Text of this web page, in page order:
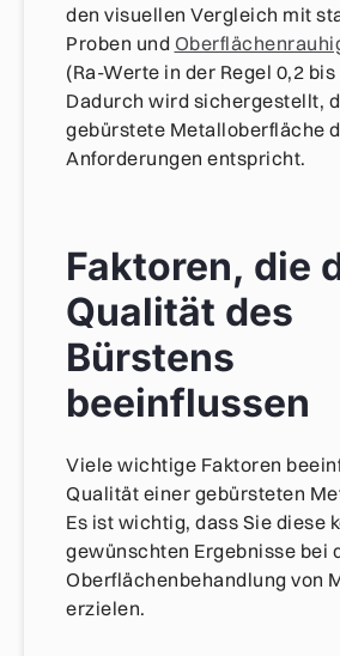
den visuellen Vergleich mit
Proben und
(Ra-Werte in der Regel 0,2 bis
Dadurch wird sichergestellt,
gebürstete Metalloberfläche
Anforderungen entspricht.
Faktoren, die
Qualität des
Bürstens
beeinflussen
Viele wichtige Faktoren
Qualität einer gebürsteten
Es ist wichtig, dass Sie diese
gewünschten Ergebnisse bei
Oberflächenbehandlung von
erzielen.